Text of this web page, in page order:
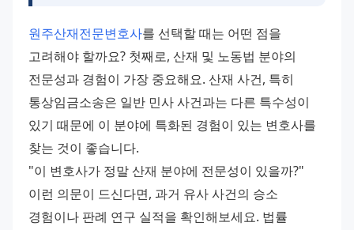
원주산재전문변호사를 선택할 때는 어떤 점을
고려해야 할까요? 첫째로, 산재 및 노동법 분야의
전문성과 경험이 가장 중요해요. 산재 사건, 특히
통상임금소송은 일반 민사 사건과는 다른 특수성이
있기 때문에 이 분야에 특화된 경험이 있는 변호사를
찾는 것이 좋습니다.
"이 변호사가 정말 산재 분야에 전문성이 있을까?"
이런 의문이 드신다면, 과거 유사 사건의 승소
경험이나 판례 연구 실적을 확인해보세요. 법률